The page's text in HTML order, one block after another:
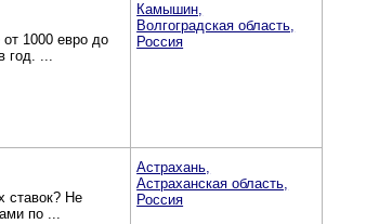
1000 евро до
год. ...
Камышин,
Волгоградская область,
Россия
ставок? Не
по ...
Астрахань,
Астраханская область,
Россия